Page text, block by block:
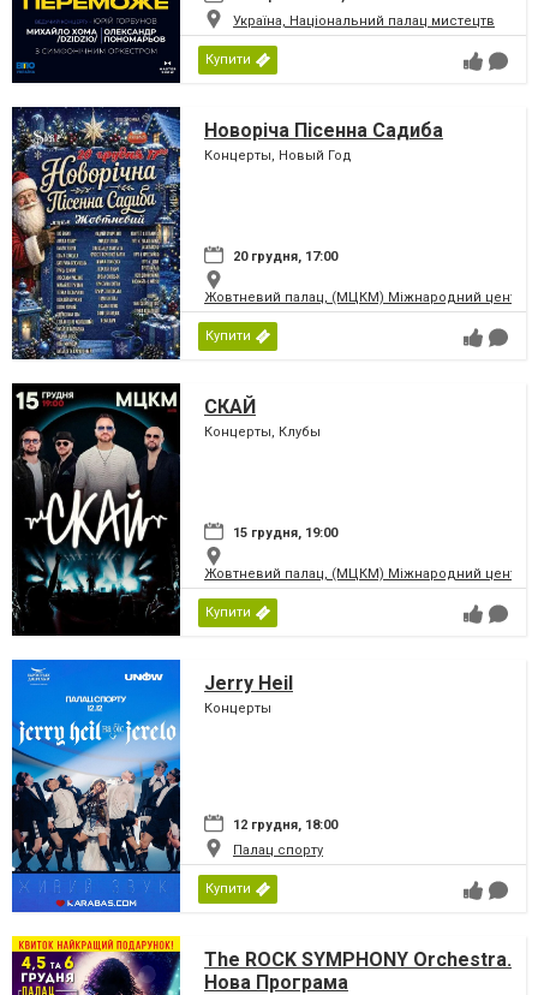
Україна, Національний палац мистецтв
Купити
Новоріча Пісенна Садиба
Концерты, Новый Год
20 грудня, 17:00
Жовтневий палац, (МЦКМ) Міжнародний центр
Купити
СКАЙ
Концерты, Клубы
15 грудня, 19:00
Жовтневий палац, (МЦКМ) Міжнародний центр
Купити
Jerry Heil
Концерты
12 грудня, 18:00
Палац спорту
Купити
The ROCK SYMPHONY Orchestra.
Нова Програма